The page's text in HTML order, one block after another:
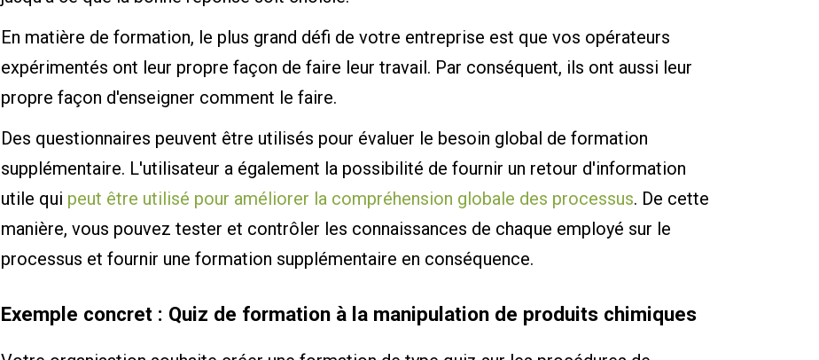
En matière de formation, le plus grand défi de votre entreprise est que vos opérateurs
expérimentés ont leur propre façon de faire leur travail. Par conséquent, ils ont aussi leur
propre façon d'enseigner comment le faire.
Des questionnaires peuvent être utilisés pour évaluer le besoin global de formation
supplémentaire. L'utilisateur a également la possibilité de fournir un retour d'information
utile qui peut être utilisé pour améliorer la compréhension globale des processus. De cette
manière, vous pouvez tester et contrôler les connaissances de chaque employé sur le
processus et fournir une formation supplémentaire en conséquence.
Exemple concret : Quiz de formation à la manipulation de produits chimiques